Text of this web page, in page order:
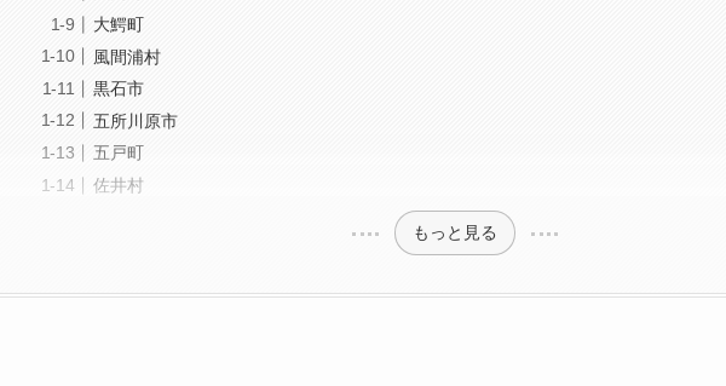
大鰐町
風間浦村
黒石市
五所川原市
五戸町
佐井村
もっと見る